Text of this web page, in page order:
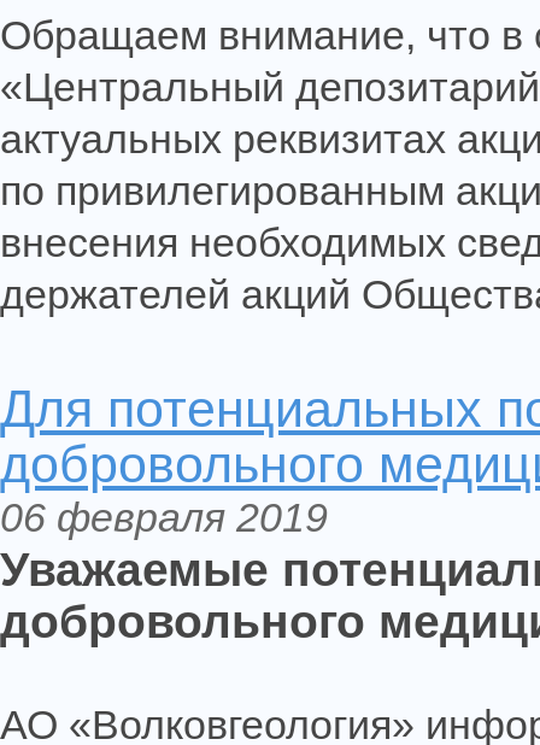
Обращаем внимание, что в
«Центральный
актуальных реквизитах
по привилегированным
внесения необходимых
держателей акций
Для потенциальных
добровольного
06 февраля 2019
Уважаемые
добровольного
АО «Волковгеология»